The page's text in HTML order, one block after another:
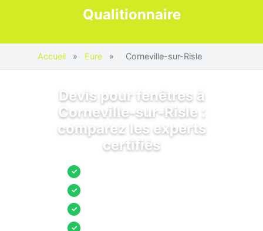
Qualitionnaire
Accueil » Eure » Corneville-sur-Risle
Devis pour fenêtres à
Corneville-sur-Risle :
comparez les experts
certifiés
✓
✓
✓
✓